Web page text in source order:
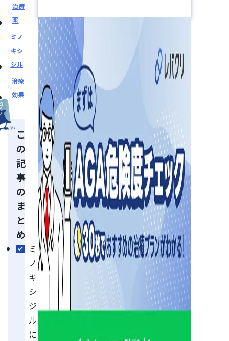
治療
薬
ミノ
キシ
ジル
治療
効果
こ
の
記
事
の
ま
と
め
ミ
ノ
キ
シ
ジ
ル
に